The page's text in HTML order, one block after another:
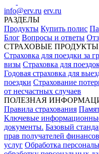
info@erv.ru erv.ru
РАЗДЕЛЫ
Продукты Купить полис
Блог Вопросы и ответы
СТРАХОВЫЕ ПРОДУКТЫ
Страховка для поездки за
визы Страховка для
Годовая страховка для
поездки Страхование
от несчастных случаев
ПОЛЕЗНАЯ
Правила страхования
Ключевые
документы. Базовый
прав получателей
услуг Обработка